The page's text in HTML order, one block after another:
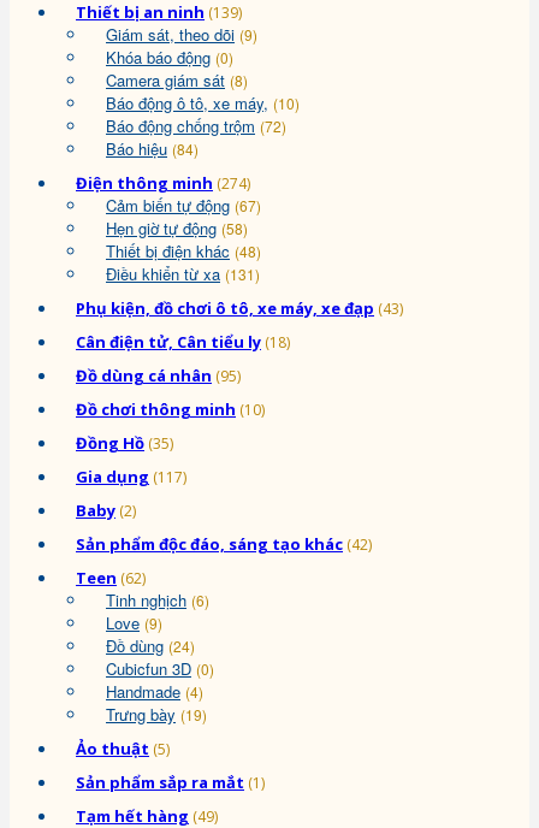
Thiết bị an ninh (139)
Giám sát, theo dõi (9)
Khóa báo động (0)
Camera giám sát (8)
Báo động ô tô, xe máy, (10)
Báo động chống trộm (72)
Báo hiệu (84)
Điện thông minh (274)
Cảm biến tự động (67)
Hẹn giờ tự động (58)
Thiết bị điện khác (48)
Điều khiển từ xa (131)
Phụ kiện, đồ chơi ô tô, xe máy, xe đạp (43)
Cân điện tử, Cân tiểu ly (18)
Đồ dùng cá nhân (95)
Đồ chơi thông minh (10)
Đồng Hồ (35)
Gia dụng (117)
Baby (2)
Sản phẩm độc đáo, sáng tạo khác (42)
Teen (62)
Tinh nghịch (6)
Love (9)
Đồ dùng (24)
Cubicfun 3D (0)
Handmade (4)
Trưng bày (19)
Ảo thuật (5)
Sản phẩm sắp ra mắt (1)
Tạm hết hàng (49)